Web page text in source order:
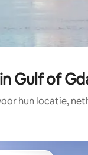
Gulf of
hun locatie,